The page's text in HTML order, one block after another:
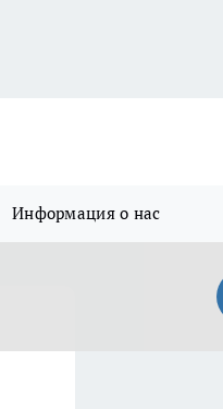
Информация о нас